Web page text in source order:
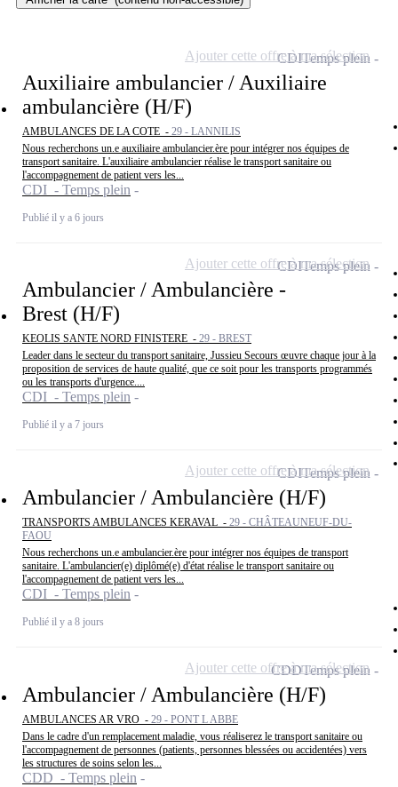
Auxiliaire ambulancier / Auxiliaire
ambulancière (H/F)
AMBULANCES DE LA COTE - 29 - LANNILIS
Nous recherchons un.e auxiliaire ambulancier.ère pour intégrer nos équipes de
transport sanitaire. L'auxiliaire ambulancier réalise le transport sanitaire ou
l'accompagnement de patient vers les...
CDI - Temps plein
Publié il y a 6 jours
CDITemps plein
Ajouter cette offre à ma sélection
Ambulancier / Ambulancière -
Brest (H/F)
KEOLIS SANTE NORD FINISTERE - 29 - BREST
Leader dans le secteur du transport sanitaire, Jussieu Secours œuvre chaque jour à la
proposition de services de haute qualité, que ce soit pour les transports programmés
ou les transports d'urgence....
CDI - Temps plein
Publié il y a 7 jours
CDITemps plein
Ajouter cette offre à ma sélection
Ambulancier / Ambulancière (H/F)
TRANSPORTS AMBULANCES KERAVAL - 29 - CHÂTEAUNEUF-DU-
FAOU
Nous recherchons un.e ambulancier.ère pour intégrer nos équipes de transport
sanitaire. L'ambulancier(e) diplômé(e) d'état réalise le transport sanitaire ou
l'accompagnement de patient vers les...
CDI - Temps plein
Publié il y a 8 jours
CDITemps plein
Ajouter cette offre à ma sélection
Ambulancier / Ambulancière (H/F)
AMBULANCES AR VRO - 29 - PONT L ABBE
Dans le cadre d'un remplacement maladie, vous réaliserez le transport sanitaire ou
l'accompagnement de personnes (patients, personnes blessées ou accidentées) vers
les structures de soins selon les...
CDD - Temps plein
CDDTemps plein
Ajouter cette offre à ma sélection